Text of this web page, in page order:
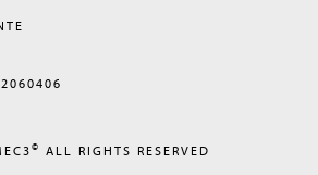
© ALL RIGHTS RESERVED